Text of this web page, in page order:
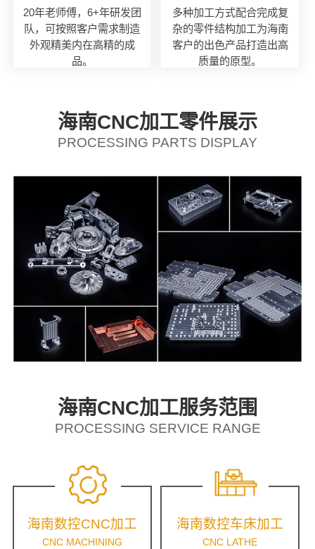
20年老师傅，6+年研发团
队，可按照客户需求制造
外观精美内在高精的成
品。
多种加工方式配合完成复
杂的零件结构加工为海南
客户的出色产品打造出高
质量的原型。
海南CNC加工零件展示
PROCESSING PARTS DISPLAY
海南CNC加工服务范围
PROCESSING SERVICE RANGE
海南数控CNC加工
CNC MACHINING
海南数控车床加工
CNC LATHE